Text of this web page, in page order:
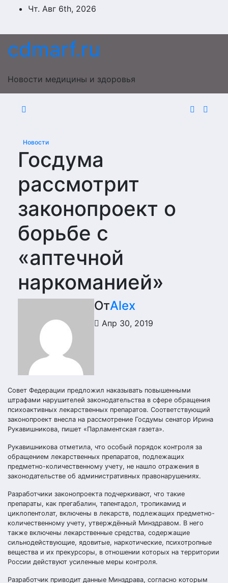
ПерейтиЧт. Авг 6th, 2026
cdmarf.ru
Новости медицины и здоровья
Новости
Госдума
рассмотрит
законопроект о
борьбе с
«аптечной
наркоманией»
ОтAlex
Апр 30, 2019
Совет Федерации предложил наказывать повышенными
штрафами нарушителей законодательства в сфере обращения
психоактивных лекарственных препаратов. Соответствующий
законопроект внесла на рассмотрение Госдумы сенатор Ирина
Рукавишникова, пишет «Парламентская газета».
Рукавишникова отметила, что особый порядок контроля за
обращением лекарственных препаратов, подлежащих
предметно-количественному учету, не нашло отражения в
законодательстве об административных правонарушениях.
Разработчики законопроекта подчеркивают, что такие
препараты, как прегабалин, тапентадол, тропикамид и
циклопентолат, включены в лекарств, подлежащих предметно-
количественному учету, утверждённый Минздравом. В него
также включены лекарственные средства, содержащие
сильнодействующие, ядовитые, наркотические, психотропные
вещества и их прекурсоры, в отношении которых на территории
России действуют усиленные меры контроля.
Разработчик приводит данные Минздрава, согласно которым